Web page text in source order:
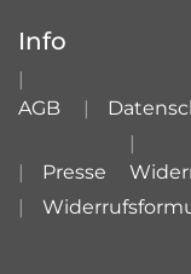
Info
AGB
Presse